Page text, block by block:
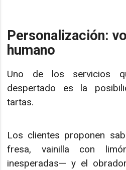
Personalización:
humano
Uno de los servicios
despertado es la
tartas.
Los clientes proponen
fresa, vainilla con
inesperadas— y el